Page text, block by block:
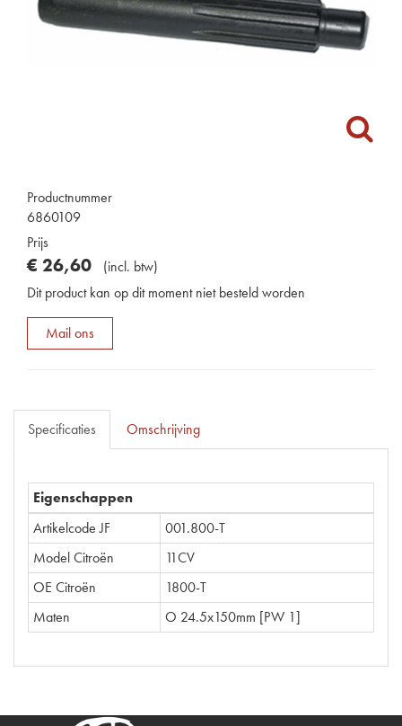
Productnummer
6860109
Prijs
€ 26,60 (incl. btw)
Dit product kan op dit moment niet besteld worden
Mail ons
Specificaties Omschrijving
Eigenschappen
Artikelcode JF
001.800-T
Model Citroën
11CV
OE Citroën
1800-T
Maten
O 24.5x150mm [PW 1]